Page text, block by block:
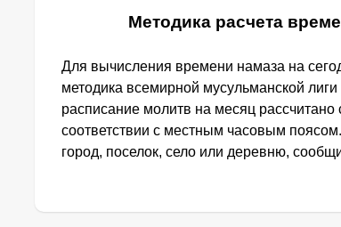
Методика расчета
Для вычисления времени намаза на
методика всемирной мусульманской
расписание молитв на месяц
соответствии с местным часовым
город, поселок, село или деревню,